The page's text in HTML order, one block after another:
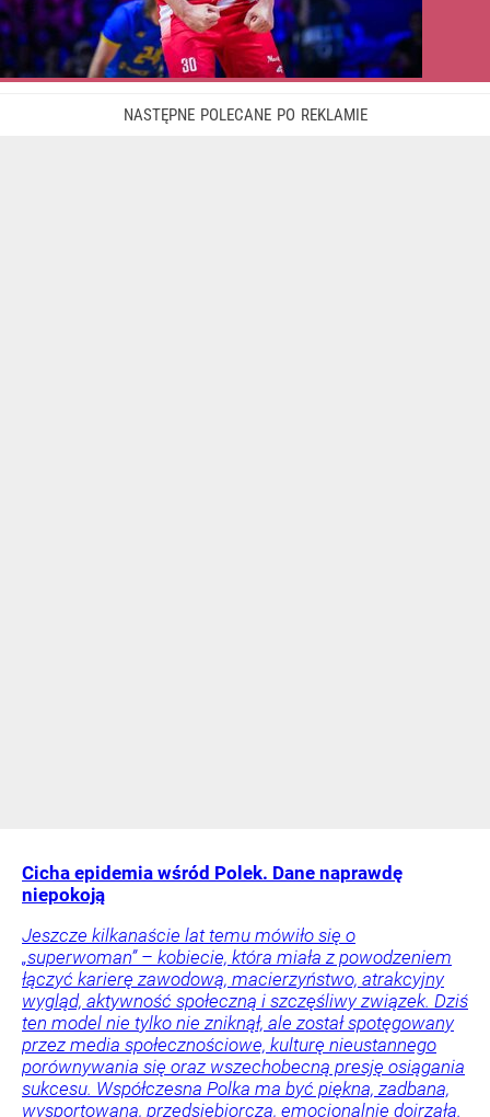
Cicha epidemia wśród Polek. Dane naprawdę
niepokoją
Jeszcze kilkanaście lat temu mówiło się o
„superwoman” – kobiecie, która miała z powodzeniem
łączyć karierę zawodową, macierzyństwo, atrakcyjny
wygląd, aktywność społeczną i szczęśliwy związek. Dziś
ten model nie tylko nie zniknął, ale został spotęgowany
przez media społecznościowe, kulturę nieustannego
porównywania się oraz wszechobecną presję osiągania
sukcesu. Współczesna Polka ma być piękna, zadbana,
wysportowana, przedsiębiorcza, emocjonalnie dojrzała.